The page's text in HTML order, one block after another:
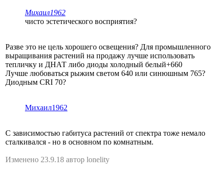
Михаил1962
чисто эстетического восприятия?
Разве это не цель хорошего освещения? Для промышленного
выращивания растений на продажу лучше использовать
тепличку и ДНАТ либо диоды холодный белый+660
Лучше любоваться рыжим светом 640 или синюшным 765?
Диодным CRI 70?
Михаил1962
С зависимостью габитуса растений от спектра тоже немало
сталкивался - но в основном по комнатным.
Изменено 23.9.18 автор lonelity